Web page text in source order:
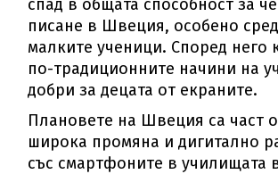
спад в общата способност за
писане в Швеция, особено
малките ученици. Според него
по-традиционните начини на
добри за децата от екраните.
Плановете на Швеция са част
широка промяна и дигитално
със смартфоните в училищата